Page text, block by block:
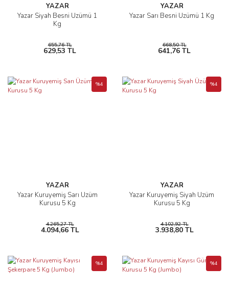
YAZAR
Yazar Siyah Besni Üzümü 1
Kg
655,76 TL
629,53 TL
YAZAR
Yazar Sarı Besni Üzümü 1 Kg
668,50 TL
641,76 TL
YAZAR
Yazar Kuruyemiş Sarı Üzüm
Kurusu 5 Kg
%4
4.265,27 TL
4.094,66 TL
YAZAR
Yazar Kuruyemiş Siyah Üzüm
Kurusu 5 Kg
%4
4.102,92 TL
3.938,80 TL
%4 %4